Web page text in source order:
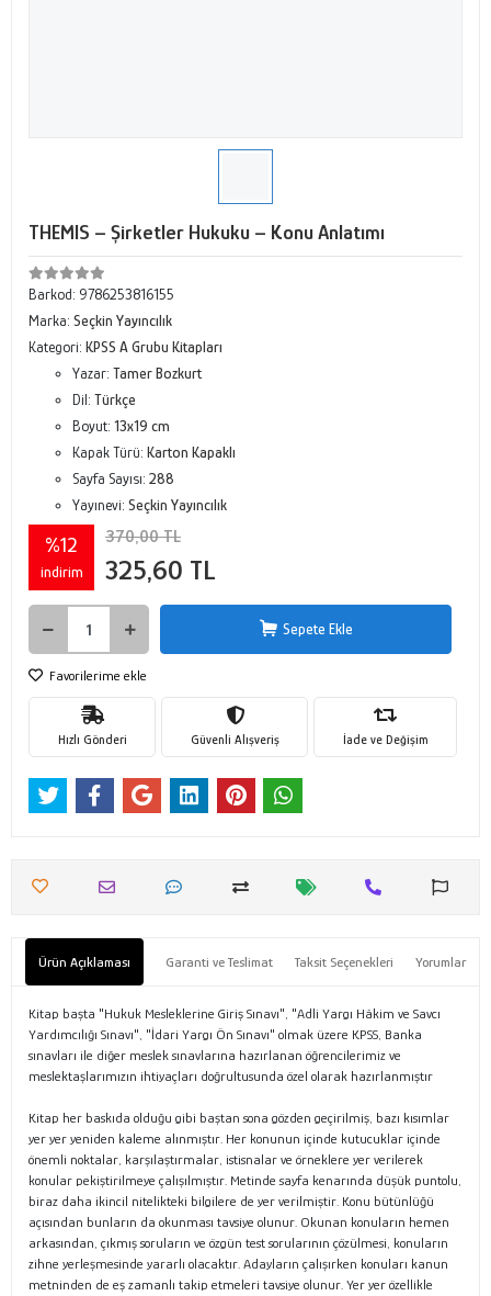
THEMIS – Şirketler Hukuku – Konu Anlatımı
Barkod: 9786253816155
Marka: Seçkin Yayıncılık
Kategori: KPSS A Grubu Kitapları
Yazar: Tamer Bozkurt
Dil: Türkçe
Boyut: 13x19 cm
Kapak Türü: Karton Kapaklı
Sayfa Sayısı: 288
Yayınevi: Seçkin Yayıncılık
%12
indirim
370,00 TL
325,60 TL
Sepete Ekle
Favorilerime ekle
Hızlı Gönderi Güvenli Alışveriş İade ve Değişim
Ürün Açıklaması Garanti ve Teslimat Taksit Seçenekleri Yorumlar
Kitap başta "Hukuk Mesleklerine Giriş Sınavı", "Adli Yargı Hâkim ve Savcı
Yardımcılığı Sınavı", "İdari Yargı Ön Sınavı" olmak üzere KPSS, Banka
sınavları ile diğer meslek sınavlarına hazırlanan öğrencilerimiz ve
meslektaşlarımızın ihtiyaçları doğrultusunda özel olarak hazırlanmıştır
Kitap her baskıda olduğu gibi baştan sona gözden geçirilmiş, bazı kısımlar
yer yer yeniden kaleme alınmıştır. Her konunun içinde kutucuklar içinde
önemli noktalar, karşılaştırmalar, istisnalar ve örneklere yer verilerek
konular pekiştirilmeye çalışılmıştır. Metinde sayfa kenarında düşük puntolu,
biraz daha ikincil nitelikteki bilgilere de yer verilmiştir. Konu bütünlüğü
açısından bunların da okunması tavsiye olunur. Okunan konuların hemen
arkasından, çıkmış soruların ve özgün test sorularının çözülmesi, konuların
zihne yerleşmesinde yararlı olacaktır. Adayların çalışırken konuları kanun
metninden de eş zamanlı takip etmeleri tavsiye olunur. Yer yer özellikle